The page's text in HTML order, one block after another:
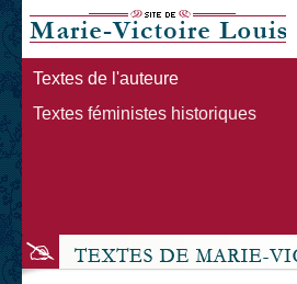
Textes de l'auteure
Textes féministes historiques